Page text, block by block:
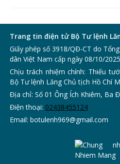
Trang tin điện tử Bộ Tư lệnh
Giấy phép số 3918/QĐ-CT do
dân Việt Nam cấp ngày 08/10/2025
Chịu trách nhiệm chính: Thiếu
Bộ Tư lệnh Lăng Chủ tịch Hồ Chí
Địa chỉ: Số 01 Ông Ích Khiêm, Ba
Điện thoại: 02438455124
Email: botulenh969@gmail.com